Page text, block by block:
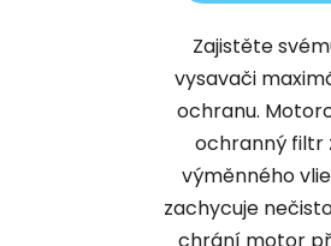
Zajistěte
vysavači
ochranu.
ochranný filtr
výměnného
zachycuje
chrání motor